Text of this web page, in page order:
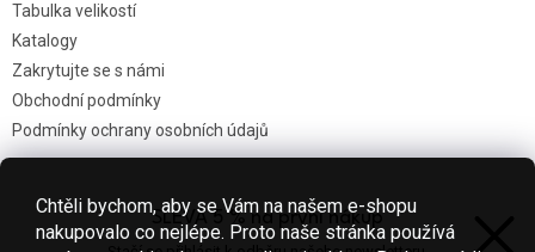
Chtěli bychom, aby se Vám na našem e-shopu
nakupovalo co nejlépe. Proto naše stránka používá
Tabulka velikostí
Katalogy
Zakrytujte se s námi
Obchodní podmínky
Podmínky ochrany osobních údajů
Nákupní košík SLEVA 5 % na první nákup